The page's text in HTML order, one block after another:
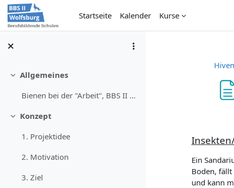
Zum Hauptinhalt
Startseite
Kalender Kurse
Einklappen
Allgemeines
Bienen bei der "Arbeit", BBS II WolfsburgDieser Ku...
Einklappen
Konzept
1. Projektidee
2. Motivation
3. Ziel
Ein
Boden,
und kann